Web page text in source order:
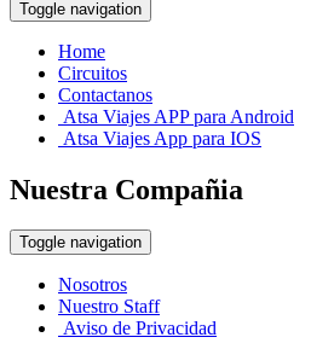
Toggle navigation
Home
Circuitos
Contactanos
Atsa Viajes APP para Android
Atsa Viajes App para IOS
Nuestra Compañia
Toggle navigation
Nosotros
Nuestro Staff
Aviso de Privacidad